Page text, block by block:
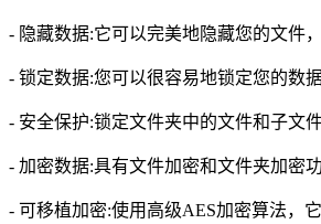
- 隐藏数据:它可以完美地隐藏您的文件
- 锁定数据:您可以很容易地锁定您的数
- 安全保护:锁定文件夹中的文件和子文
- 加密数据:具有文件加密和文件夹加密功
- 可移植加密:使用高级AES加密算法，